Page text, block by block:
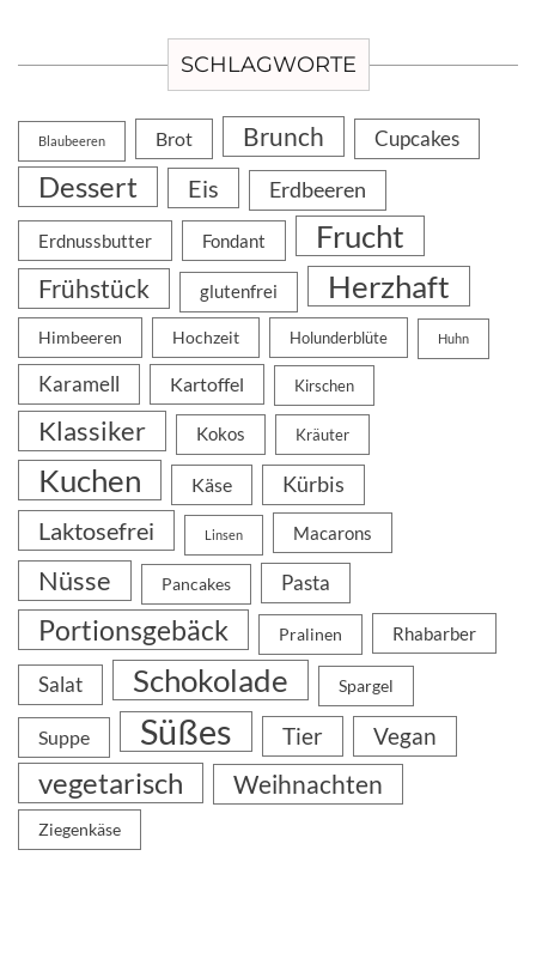
SCHLAGWORTE
Blaubeeren Brot Brunch Cupcakes
Dessert Eis Erdbeeren
Erdnussbutter Fondant Frucht
Frühstück glutenfrei Herzhaft
Himbeeren Hochzeit Holunderblüte Huhn
Karamell Kartoffel Kirschen
Klassiker Kokos Kräuter
Kuchen Käse Kürbis
Laktosefrei Linsen Macarons
Nüsse Pancakes Pasta
Portionsgebäck Pralinen Rhabarber
Salat Schokolade Spargel
Suppe Süßes Tier Vegan
vegetarisch Weihnachten
Ziegenkäse